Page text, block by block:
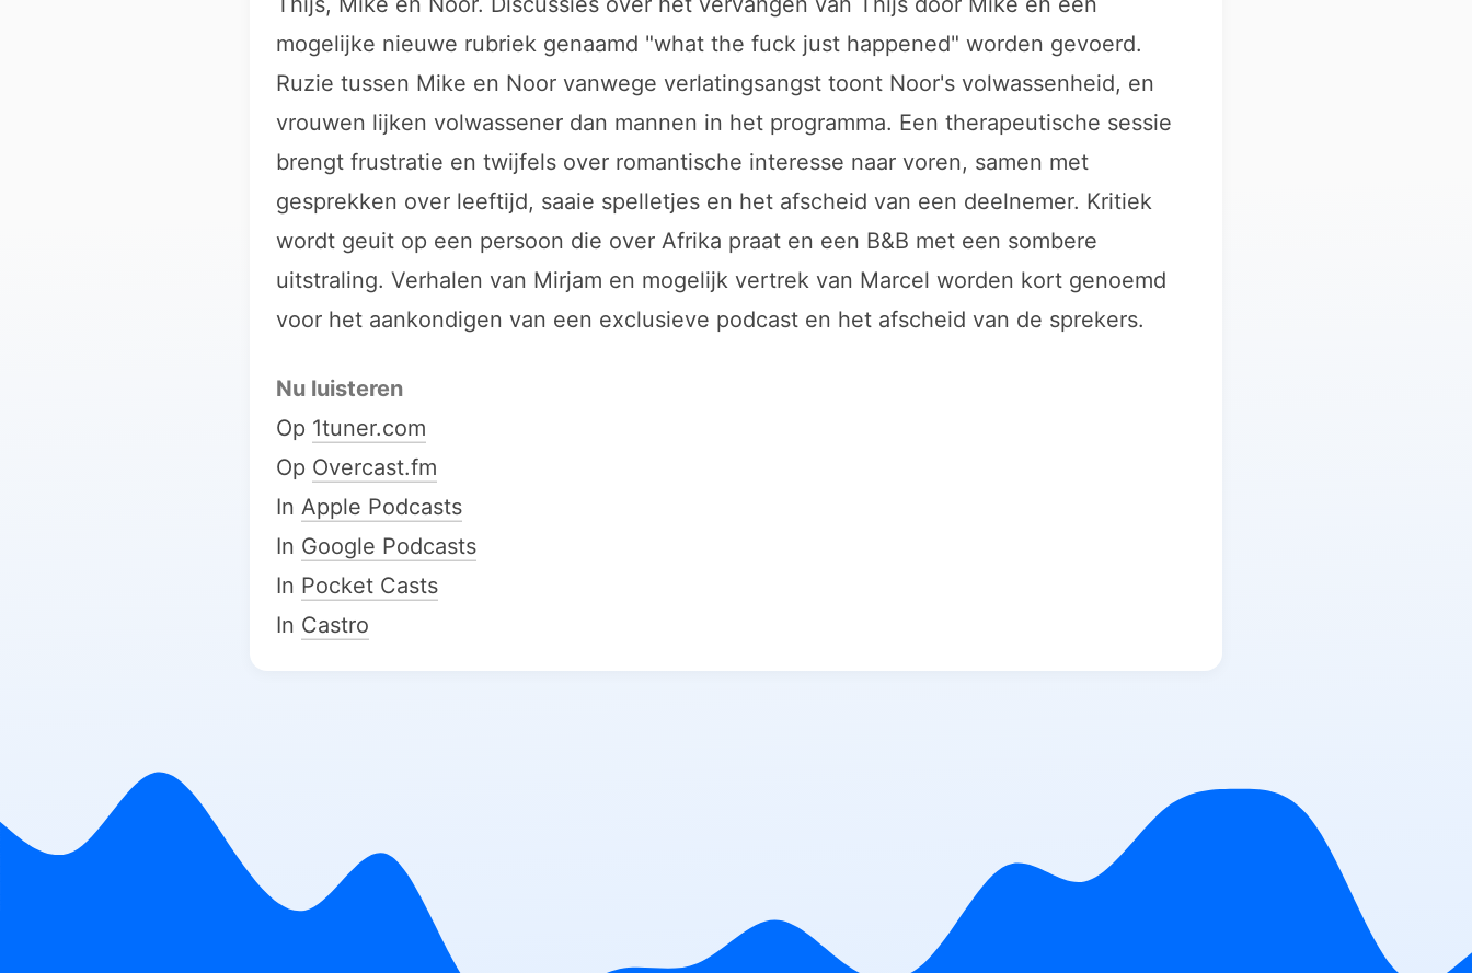
mogelijke nieuwe rubriek genaamd "what the fuck just happened" worden gevoerd.
Ruzie tussen Mike en Noor vanwege verlatingsangst toont Noor's volwassenheid, en
vrouwen lijken volwassener dan mannen in het programma. Een therapeutische sessie
brengt frustratie en twijfels over romantische interesse naar voren, samen met
gesprekken over leeftijd, saaie spelletjes en het afscheid van een deelnemer. Kritiek
wordt geuit op een persoon die over Afrika praat en een B&B met een sombere
uitstraling. Verhalen van Mirjam en mogelijk vertrek van Marcel worden kort genoemd
voor het aankondigen van een exclusieve podcast en het afscheid van de sprekers.
Nu luisteren
Op 1tuner.com
Op Overcast.fm
InApple Podcasts
In Google Podcasts
In Pocket Casts
In Castro